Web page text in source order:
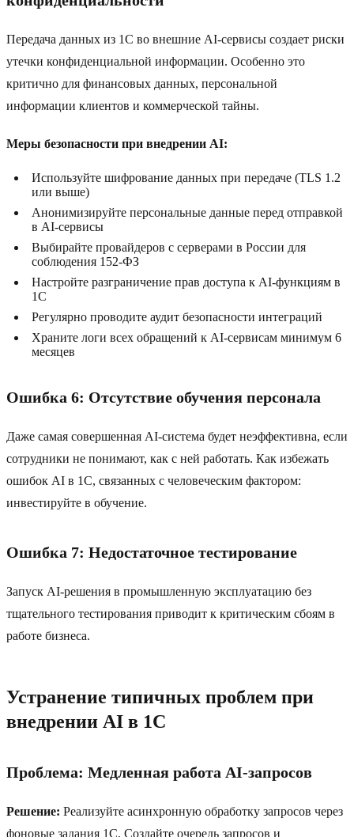
Передача данных из 1C во внешние AI-сервисы создает риски
утечки конфиденциальной информации. Особенно это
критично для финансовых данных, персональной
информации клиентов и коммерческой тайны.
Меры безопасности при внедрении AI:
Используйте шифрование данных при передаче (TLS 1.2
или выше)
Анонимизируйте персональные данные перед отправкой
в AI-сервисы
Выбирайте провайдеров с серверами в России для
соблюдения 152-ФЗ
Настройте разграничение прав доступа к AI-функциям в
1C
Регулярно проводите аудит безопасности интеграций
Храните логи всех обращений к AI-сервисам минимум 6
месяцев
Ошибка 6: Отсутствие обучения персонала
Даже самая совершенная AI-система будет неэффективна, если
сотрудники не понимают, как с ней работать. Как избежать
ошибок AI в 1C, связанных с человеческим фактором:
инвестируйте в обучение.
Ошибка 7: Недостаточное тестирование
Запуск AI-решения в промышленную эксплуатацию без
тщательного тестирования приводит к критическим сбоям в
работе бизнеса.
Устранение типичных проблем при
внедрении AI в 1C
Проблема: Медленная работа AI-запросов
Решение: Реализуйте асинхронную обработку запросов через
фоновые задания 1C. Создайте очередь запросов и